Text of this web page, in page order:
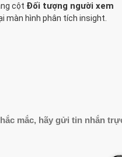
cột Đối tượng người xem
màn hình phân tích insight.
mắc, hãy gửi tin nhắn